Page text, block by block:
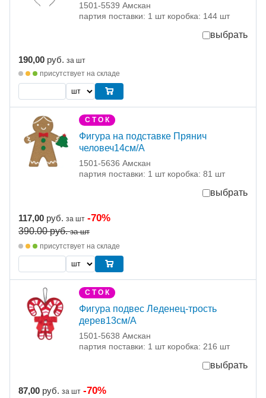
1501-5539 Амскан
партия поставки: 1 шт коробка: 144 шт
выбрать
190,00 руб. за шт
присутствует на складе
С Т О К
Фигура на подставке Прянич
человеч14см/А
1501-5636 Амскан
партия поставки: 1 шт коробка: 81 шт
выбрать
117,00 руб. за шт -70%
390.00руб. за шт
присутствует на складе
С Т О К
Фигура подвес Леденец-трость
дерев13см/А
1501-5638 Амскан
партия поставки: 1 шт коробка: 216 шт
выбрать
87,00 руб. за шт -70%